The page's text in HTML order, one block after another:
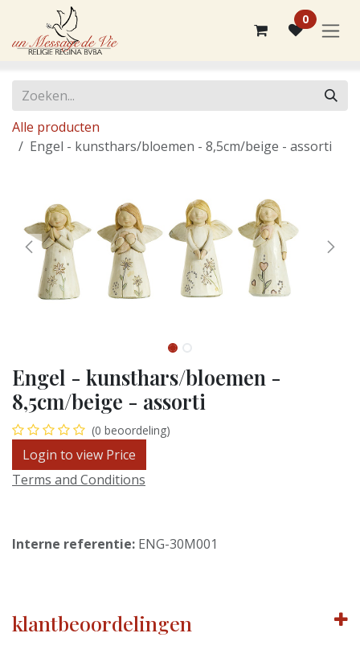
Overslaan naar inhoud
0
Alle producten
Engel - kunsthars/bloemen - 8,5cm/beige - assorti
Engel - kunsthars/bloemen -
8,5cm/beige - assorti
(0 beoordeling)
Login to view Price
Terms and Conditions
Interne referentie: ENG-30M001
klantbeoordelingen